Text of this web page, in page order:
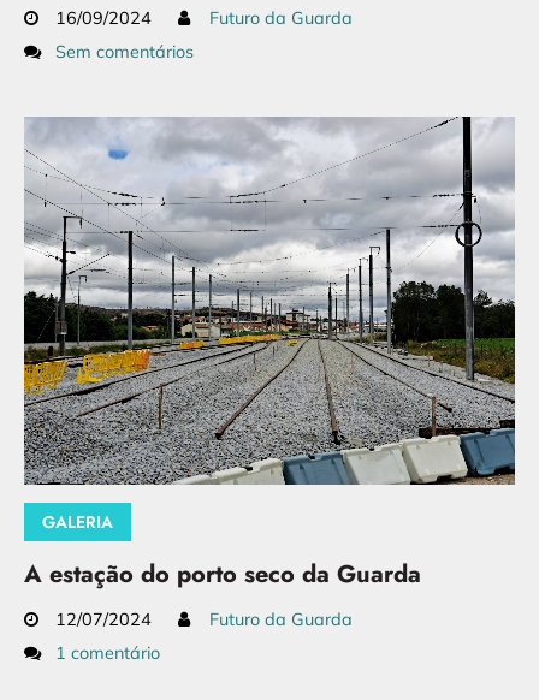
16/09/2024
Futuro da Guarda
Sem comentários
GALERIA
A estação do porto seco da Guarda
12/07/2024
Futuro da Guarda
1 comentário